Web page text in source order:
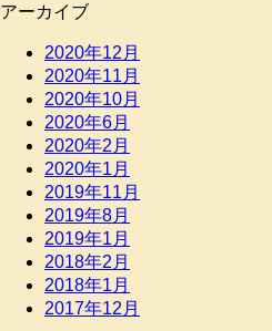
アーカイブ
2020年12月
2020年11月
2020年10月
2020年6月
2020年2月
2020年1月
2019年11月
2019年8月
2019年1月
2018年2月
2018年1月
2017年12月